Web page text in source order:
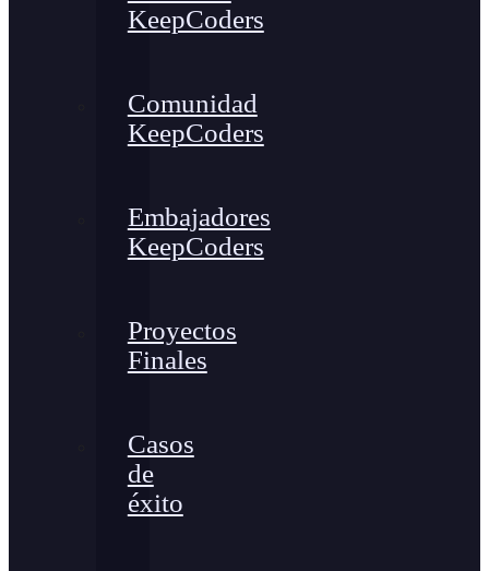
KeepCoders
Comunidad
KeepCoders
Embajadores
KeepCoders
Proyectos
Finales
Casos
de
éxito